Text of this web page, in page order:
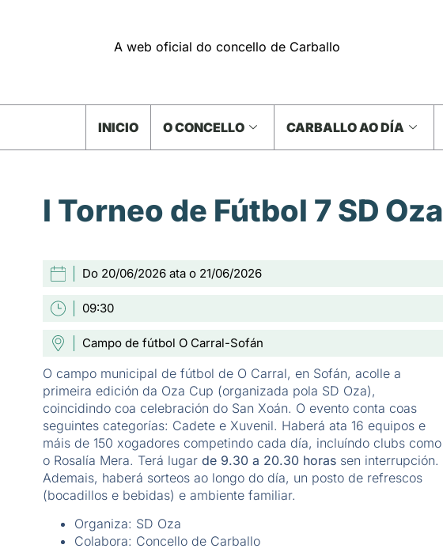
A web oficial do concello de Carballo
INICIO O CONCELLO CARBALLO AO DÍA
I Torneo de Fútbol 7 SD Oza
Do 20/06/2026 ata o 21/06/2026
09:30
Campo de fútbol O Carral-Sofán
O campo municipal de fútbol de O Carral, en Sofán, acolle a
primeira edición da Oza Cup (organizada pola SD Oza),
coincidindo coa celebración do San Xoán. O evento conta coas
seguintes categorías: Cadete e Xuvenil. Haberá ata 16 equipos e
máis de 150 xogadores competindo cada día, incluíndo clubs como
o Rosalía Mera. Terá lugar de 9.30 a 20.30 horassen interrupción.
Ademais, haberá sorteos ao longo do día, un posto de refrescos
(bocadillos e bebidas) e ambiente familiar.
Organiza: SD Oza
Colabora: Concello de Carballo